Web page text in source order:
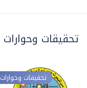
تحقيقات وحوارات
تحقيقات وحوارات